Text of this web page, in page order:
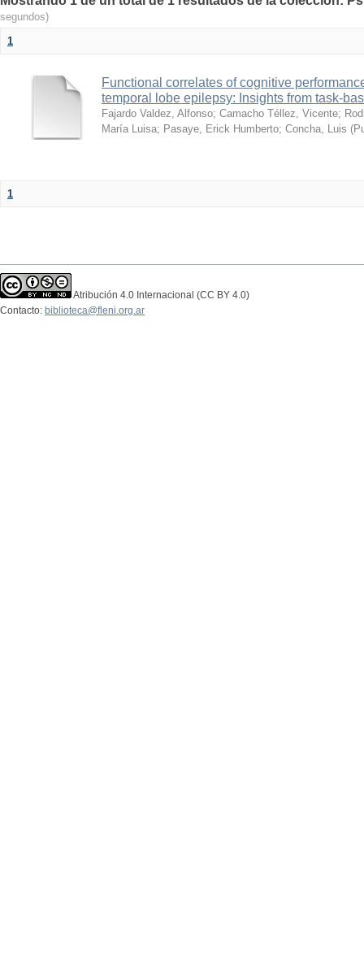
segundos)
1
Functional correlates of cognitive
temporal lobe epilepsy: Insights from task-
Fajardo Valdez, Alfonso; Camacho Téllez, Vicente;
María Luisa; Pasaye, Erick Humberto; Concha, Luis (
1
Atribución 4.0 Internacional (CC BY 4.0)
Contacto: biblioteca@fleni.org.ar